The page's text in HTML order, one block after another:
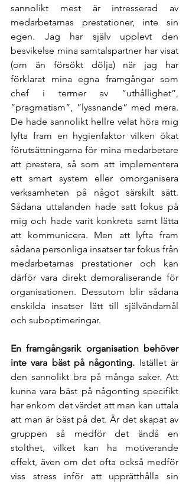
sannolikt mest är intresserad av
medarbetarnas prestationer, inte sin
egen. Jag har själv upplevt den
besvikelse mina samtalspartner har visat
(om än försökt dölja) när jag har
förklarat mina egna framgångar som
chef i termer av ”uthållighet”,
”pragmatism”, ”lyssnande” med mera.
De hade sannolikt hellre velat höra mig
lyfta fram en hygienfaktor vilken ökat
förutsättningarna för mina medarbetare
att prestera, så som att implementera
ett smart system eller omorganisera
verksamheten på något särskilt sätt.
Sådana uttalanden hade satt fokus på
mig och hade varit konkreta samt lätta
att kommunicera. Men att lyfta fram
sådana personliga insatser tar fokus från
medarbetarnas prestationer och kan
därför vara direkt demoraliserande för
organisationen. Dessutom blir sådana
enskilda insatser lätt till självändamål
och suboptimeringar.
En framgångsrik organisation behöver
inte vara bäst på någonting. Istället är
den sannolikt bra på många saker. Att
kunna vara bäst på någonting specifikt
har enkom det värdet att man kan uttala
att man är bäst på det. Är det skapat av
gruppen så medför det ändå en
stolthet, vilket kan ha motiverande
effekt, även om det ofta också medför
viss stress inför att upprätthålla sin